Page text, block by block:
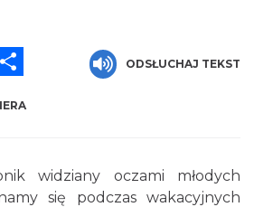
świecie melodii
Messenger
ODSŁUCHAJ TEKST
widziany oczami młodych
się podczas wakacyjnych